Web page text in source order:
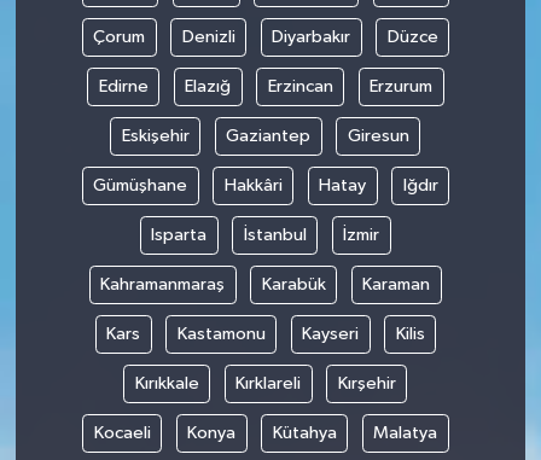
Çorum Denizli Diyarbakır Düzce
Edirne Elazığ Erzincan Erzurum
Eskişehir Gaziantep Giresun
Gümüşhane Hakkâri Hatay Iğdır
Isparta İstanbul İzmir
Kahramanmaraş Karabük Karaman
Kars Kastamonu Kayseri Kilis
Kırıkkale Kırklareli Kırşehir
Kocaeli Konya Kütahya Malatya